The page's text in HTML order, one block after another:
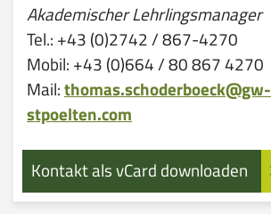
Akademischer Lehrlingsmanager
Tel.: +43 (0)2742 / 867-4270
Mobil: +43 (0)664 / 80 867 4270
Mail:thomas.schoderboeck@gw-
stpoelten.com
Kontakt als vCard downloaden